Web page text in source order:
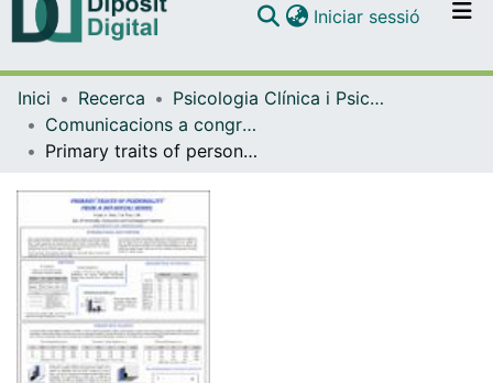
Navega per tot el DD
Com publicar
Iniciar sessió (current)
Inici Recerca
Psicologia Clínica i Psicobiologia
Comunicacions a congressos (Psicologia Clínica i Psicobiologia)
Primary traits of personality from a bio-social model